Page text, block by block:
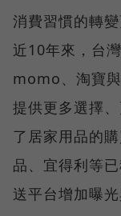
消費習慣的轉
近10年來，台
momo、淘寶
提供更多選擇
了居家用品的
品、宜得利等
送平台增加曝光